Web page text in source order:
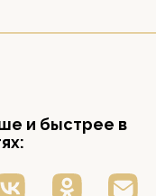
и быстрее в